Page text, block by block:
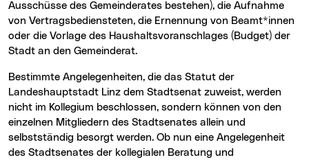
Ausschüsse des Gemeinderates bestehen), die Aufnahme
von Vertragsbediensteten, die Ernennung von Beamt*innen
oder die Vorlage des Haushaltsvoranschlages (Budget) der
Stadt an den Gemeinderat.
Bestimmte Angelegenheiten, die das Statut der
Landeshauptstadt Linz dem Stadtsenat zuweist, werden
nicht im Kollegium beschlossen, sondern können von den
einzelnen Mitgliedern des Stadtsenates allein und
selbstständig besorgt werden. Ob nun eine Angelegenheit
des Stadtsenates der kollegialen Beratung und